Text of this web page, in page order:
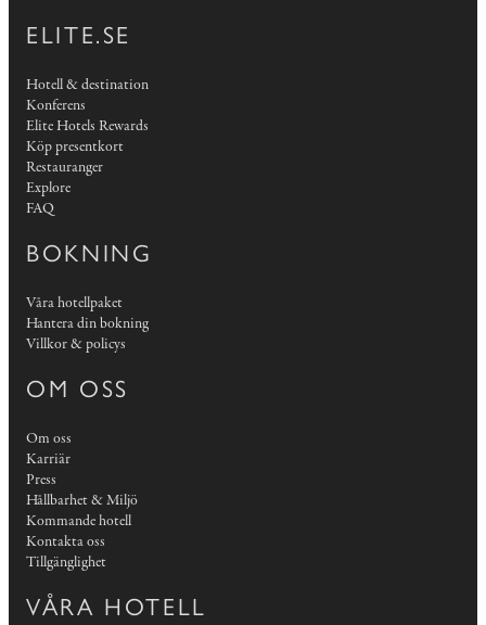
ELITE.SE
Hotell & destination
Konferens
Elite Hotels Rewards
Köp presentkort
Restauranger
Explore
FAQ
BOKNING
Våra hotellpaket
Hantera din bokning
Villkor & policys
OM OSS
Om oss
Karriär
Press
Hållbarhet & Miljö
Kommande hotell
Kontakta oss
Tillgänglighet
VÅRA HOTELL